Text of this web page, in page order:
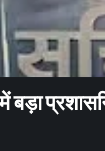
बड़ा